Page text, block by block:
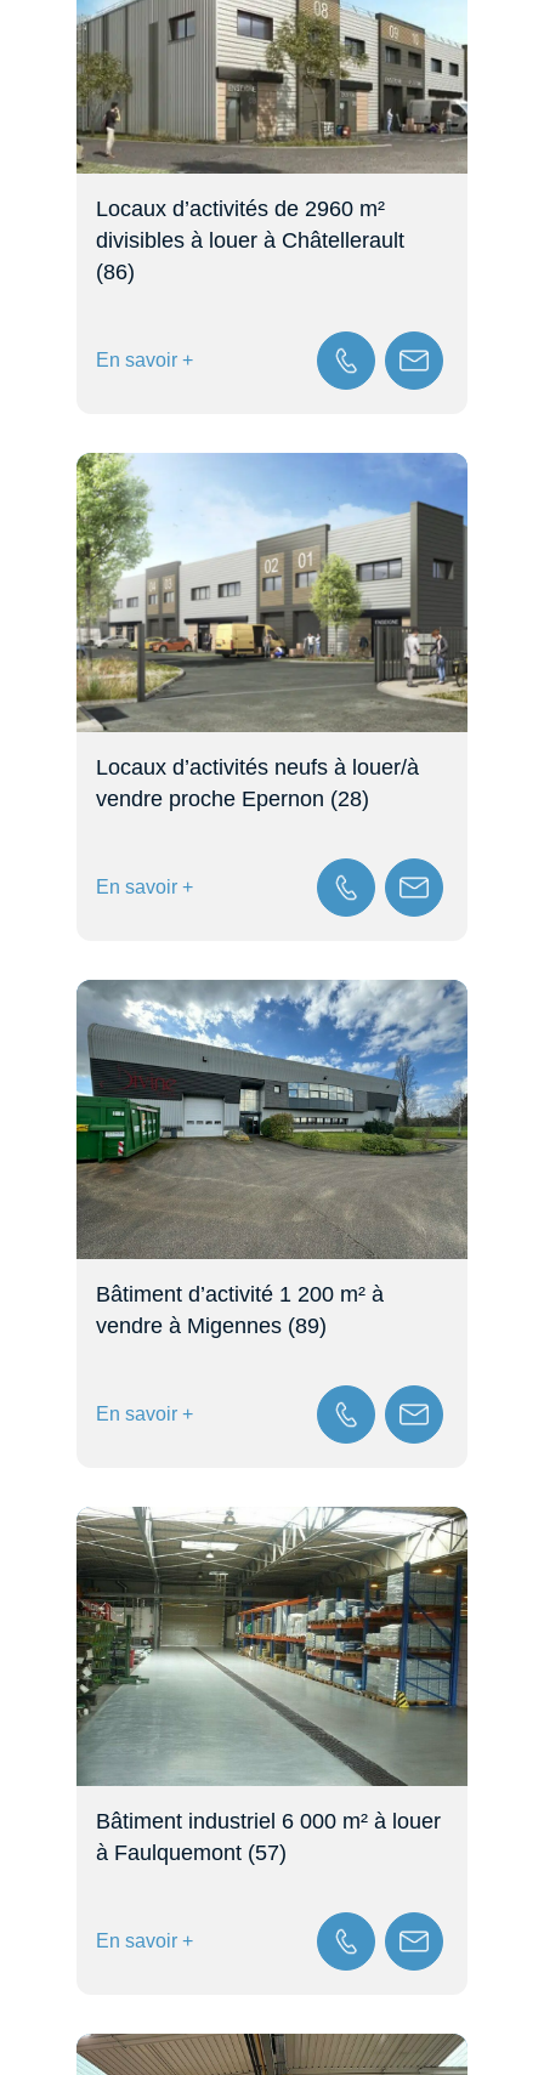
Locaux d’activités de 2960 m²
divisibles à louer à Châtellerault
(86)
En savoir +
Locaux d’activités neufs à louer/à
vendre proche Epernon (28)
En savoir +
Bâtiment d’activité 1 200 m² à
vendre à Migennes (89)
En savoir +
Bâtiment industriel 6 000 m² à louer
à Faulquemont (57)
En savoir +